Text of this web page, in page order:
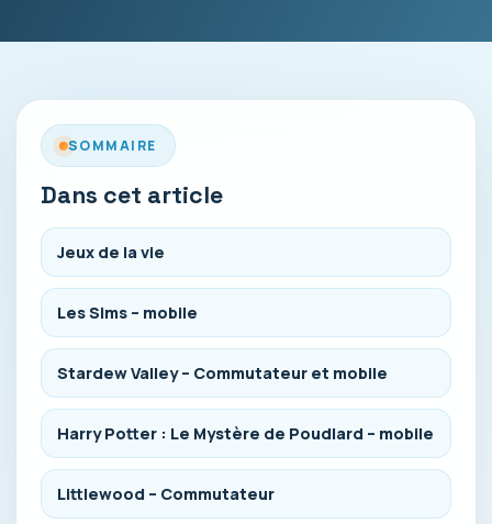
SOMMAIRE
Dans cet article
Jeux de la vie
Les Sims – mobile
Stardew Valley – Commutateur et mobile
Harry Potter : Le Mystère de Poudlard – mobile
Littlewood – Commutateur